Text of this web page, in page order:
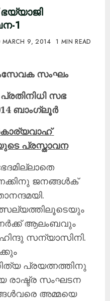
1
MARCH 9, 2014 1 MIN READ
സംഘം
പ്രതിനിധി സഭ
ബാംഗ്ലൂര്
കാര്യവാഹ്
പ്രസ്താവന
ജനങ്ങള്‍ക്
ആലംബവും
സന്യാസിനി.
പ്രയത്നത്തിനു
രാഷ്ട്ര സംഘടന
അമ്മയെ